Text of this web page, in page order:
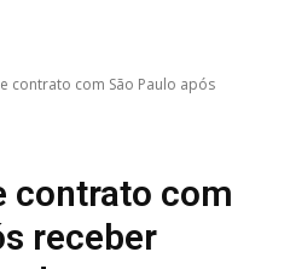
contrato com São Paulo após
contrato com
receber